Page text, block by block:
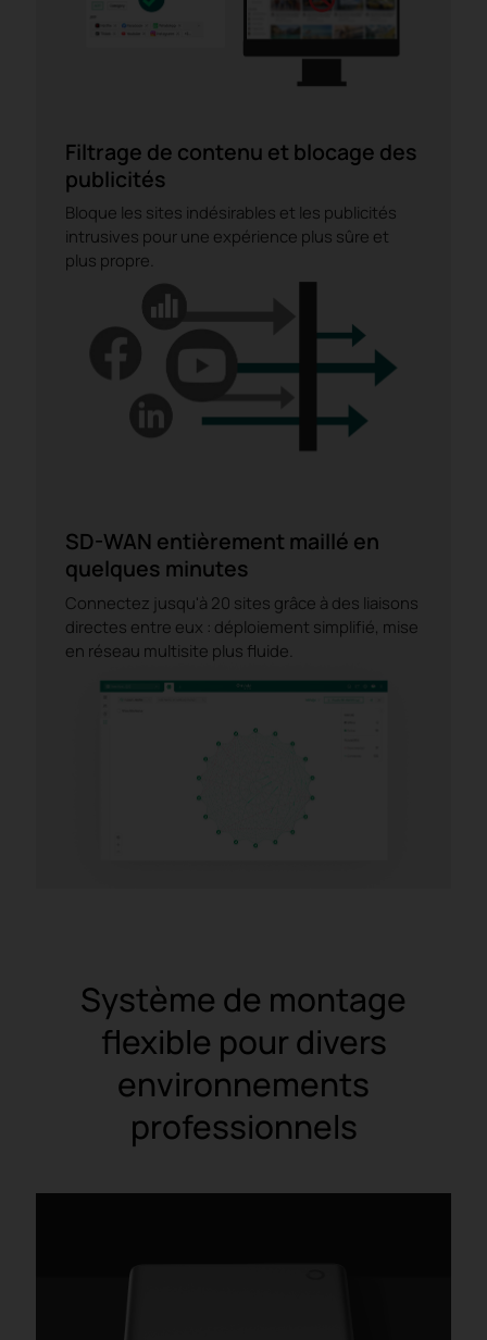
Filtrage de contenu et blocage des
publicités
Bloque les sites indésirables et les publicités
intrusives pour une expérience plus sûre et
plus propre.
SD-WAN entièrement maillé en
quelques minutes
Connectez jusqu'à 20 sites grâce à des liaisons
directes entre eux : déploiement simplifié, mise
en réseau multisite plus fluide.
Système de montage
flexible pour divers
environnements
professionnels